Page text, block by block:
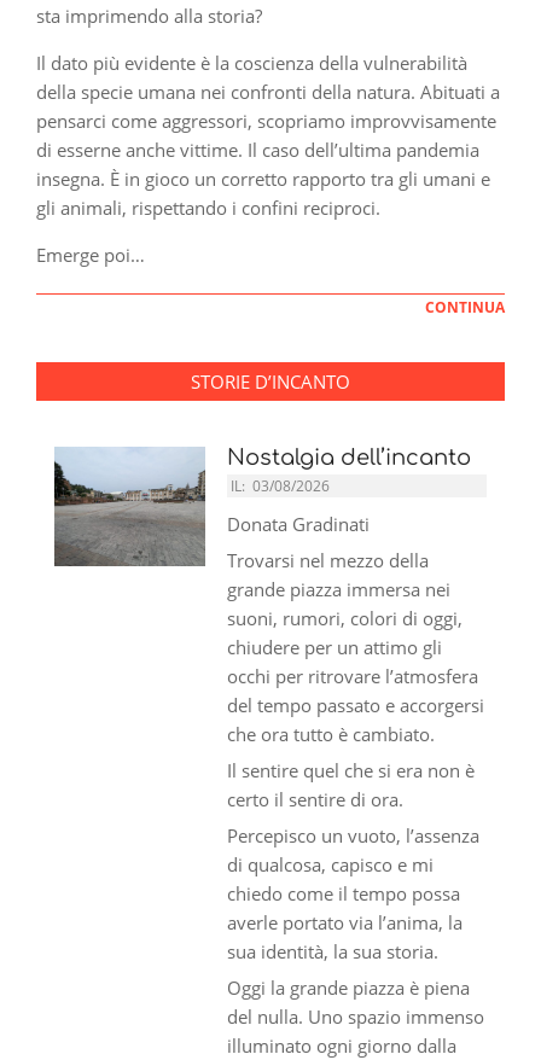
sta imprimendo alla storia?
Il dato più evidente è la coscienza della vulnerabilità
della specie umana nei confronti della natura. Abituati a
pensarci come aggressori, scopriamo improvvisamente
di esserne anche vittime. Il caso dell’ultima pandemia
insegna. È in gioco un corretto rapporto tra gli umani e
gli animali, rispettando i confini reciproci.
Emerge poi…
CONTINUA
STORIE D’INCANTO
Nostalgia dell’incanto
IL: 03/08/2026
Donata Gradinati
Trovarsi nel mezzo della
grande piazza immersa nei
suoni, rumori, colori di oggi,
chiudere per un attimo gli
occhi per ritrovare l’atmosfera
del tempo passato e accorgersi
che ora tutto è cambiato.
Il sentire quel che si era non è
certo il sentire di ora.
Percepisco un vuoto, l’assenza
di qualcosa, capisco e mi
chiedo come il tempo possa
averle portato via l’anima, la
sua identità, la sua storia.
Oggi la grande piazza è piena
del nulla. Uno spazio immenso
illuminato ogni giorno dalla